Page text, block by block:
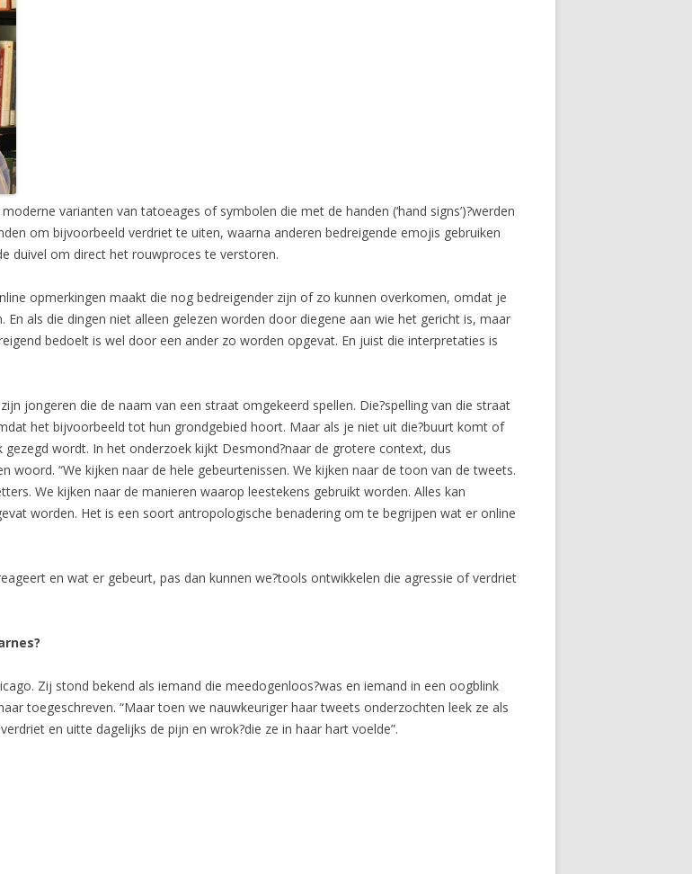
varianten van tatoeages of symbolen die met de handen (‘hand signs’)?werden
om bijvoorbeeld verdriet te uiten, waarna anderen bedreigende emojis gebruiken
duivel om direct het rouwproces te verstoren.
opmerkingen maakt die nog bedreigender zijn of zo kunnen overkomen, omdat je
als die dingen niet alleen gelezen worden door diegene aan wie het gericht is, maar
bedoelt is wel door een ander zo worden opgevat. En juist die interpretaties is
jongeren die de naam van een straat omgekeerd spellen. Die?spelling van die straat
het bijvoorbeeld tot hun grondgebied hoort. Maar als je niet uit die?buurt komt of
wordt. In het onderzoek kijkt Desmond?naar de grotere context, dus
woord. “We kijken naar de hele gebeurtenissen. We kijken naar de toon van de tweets.
We kijken naar de manieren waarop leestekens gebruikt worden. Alles kan
worden. Het is een soort antropologische benadering om te begrijpen wat er online
en wat er gebeurt, pas dan kunnen we?tools ontwikkelen die agressie of verdriet
Zij stond bekend als iemand die meedogenloos?was en iemand in een oogblink
toegeschreven. “Maar toen we nauwkeuriger haar tweets onderzochten leek ze als
en uitte dagelijks de pijn en wrok?die ze in haar hart voelde”.